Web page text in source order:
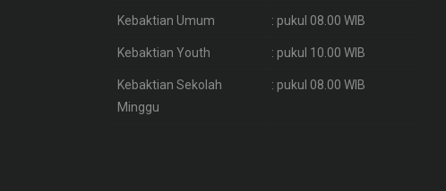
Kebaktian Umum : pukul 08.00 WIB
Kebaktian Youth : pukul 10.00 WIB
Kebaktian Sekolah
Minggu
: pukul 08.00 WIB